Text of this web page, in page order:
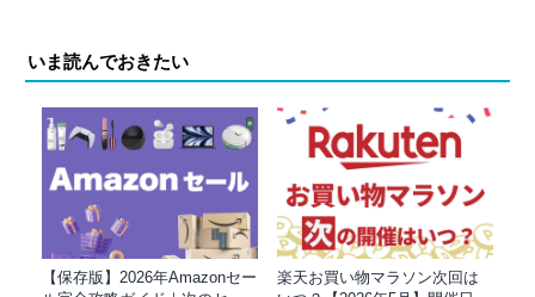
いま読んでおきたい
【保存版】2026年Amazonセー
楽天お買い物マラソン次回は